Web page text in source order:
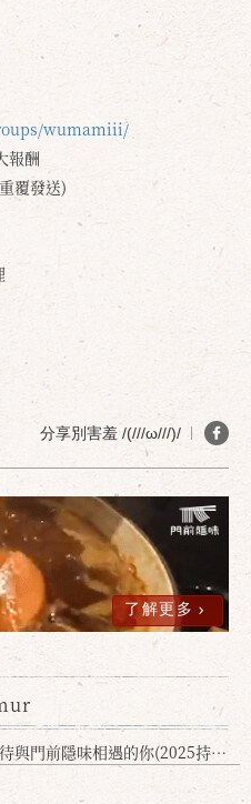
wumamiii/
報酬
覆發送)
分享別害羞 /(///ω///)/
了解更多
前隱味相遇的你(2025持續更新